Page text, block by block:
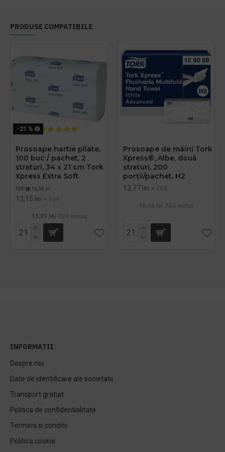
PRODUSE COMPATIBILE
-21 %
Prosoape hartie pliate,
100 buc / pachet, 2
straturi, 34 x 21 cm Tork
Xpress Extra Soft
PRP 16,58 lei
13,15 lei + TVA
15,91 lei TVA inclus
Prosoape de mâini Tork
Xpress®, Albe, două
straturi, 200
porții/pachet, H2
13,77 lei + TVA
16,66 lei TVA inclus
INFORMATII
Despre noi
Date de identificare ale societatii
Transport gratuit
Politica de confidentialitate
Termeni si conditii
Politica cookie